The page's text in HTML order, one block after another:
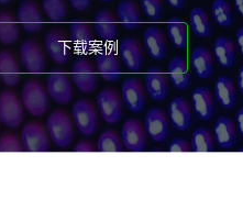
下载案例